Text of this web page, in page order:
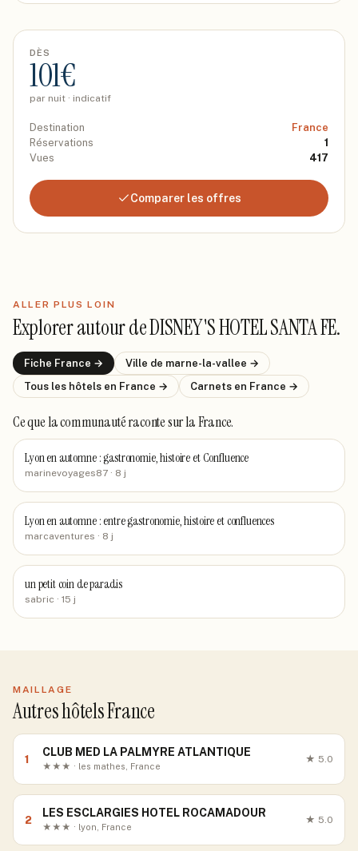
DÈS
101€
par nuit · indicatif
Destination
France
Réservations
1
Vues
417
Comparer les offres
ALLER PLUS LOIN
Explorer autour deDISNEY'S HOTEL SANTA FE.
Fiche France → Ville de marne-la-vallee →
Tous les hôtels en France → Carnets en France →
Ce que la communauté racontesur la France.
Lyon en automne : gastronomie, histoire et Confluence
marinevoyages87 · 8 j
Lyon en automne : entre gastronomie, histoire et confluences
marcaventures · 8 j
un petit coin de paradis
sabric · 15 j
MAILLAGE
Autres hôtels France
1
CLUB MED LA PALMYRE ATLANTIQUE
★★★ · les mathes, France
★ 5.0
2
LES ESCLARGIES HOTEL ROCAMADOUR
★★★ · lyon, France
★ 5.0